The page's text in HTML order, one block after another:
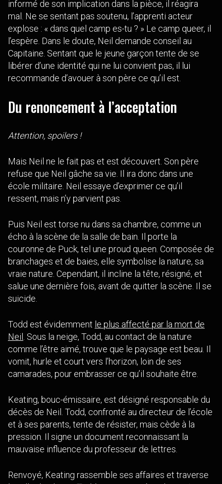
informé de son implication dans la pièce, il réagira
mal. Ne se sentant pas soutenu, l’apprenti acteur
explose : « dans quel camp es-tu ? » Le camp queer, il
l’espère. Dans le doute, Neil demande conseil au
Capitaine. Sentant que le jeune garçon tente de se
libérer d’une identité qui ne lui convient pas, il lui
recommande d’avouer à son père ce qu’il est.
Du renoncement à l’acceptation
Attention, spoilers !
Mais Neil ne le fait pas et est découvert. Son père
refuse que Neil gâche sa vie. Il ira donc dans une
école militaire. Neil essaye d’exprimer ce qu’il
ressent, mais n’y parvient pas.
Puis Neil est torse nu dans sa chambre, comme un
écho à la scène de la salle de bain. Il porte la
couronne de Puck, tel une proud queen. Composée de
branchages et de baies, elle symbolise la nature, sa
vraie nature. Cependant, il incline la tête, résigné, et
salue une dernière fois, avant de quitter la scène. Il se
suicide.
Todd est évidemment le plus affecté par la mort de
Neil . Sous la neige, Todd, au contact de la nature
comme l’être aimé, trouve que le paysage est beau. Il
vomit, hurle et court vers l’horizon, loin de ses
camarades, pour embrasser ce qu’il souhaite être.
Keating, bouc-émissaire, est désigné responsable du
décès de Neil. Todd, confronté au directeur de l’école
et à ses parents, tente de résister, mais cède à la
pression. Il signe un document reconnaissant la
mauvaise influence du professeur de lettres.
Renvoyé, Keating rassemble ses affaires et traverse